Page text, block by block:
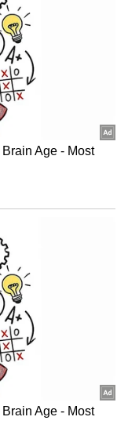
ಆಸ್ತಿಯ
ಹೆತ್ತವರ ಚಿತೆಗೆ ಬೆಂಕಿ
ಪರಿಗಣಿಸುತ್ತಾರೆ
ಆರೋಪಿ ತಂದೆ
ಮಾಂತ್ರಿಕನ ಮೊರೆ
ಹೆಣ್ಣು
ರೇಪ್‌
ಸಲಹೆ
ಅಲ್ಲದೆ, ಮಾಂತ್ರಿಕ
ಗರ್ಭಿಣಿ ಪತ್ನಿ,